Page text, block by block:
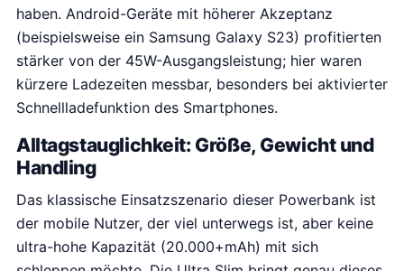
haben. Android-Geräte mit höherer Akzeptanz
(beispielsweise ein Samsung Galaxy S23) profitierten
stärker von der 45W-Ausgangsleistung; hier waren
kürzere Ladezeiten messbar, besonders bei aktivierter
Schnellladefunktion des Smartphones.
Alltagstauglichkeit: Größe, Gewicht und
Handling
Das klassische Einsatzszenario dieser Powerbank ist
der mobile Nutzer, der viel unterwegs ist, aber keine
ultra-hohe Kapazität (20.000+mAh) mit sich